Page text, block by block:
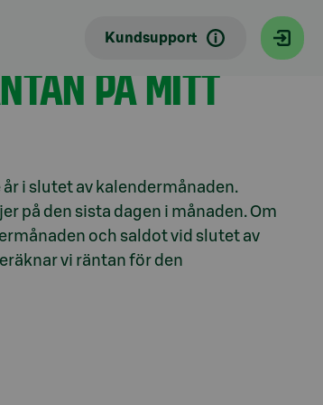
Kundsupport
PÅ MITT
i slutet av kalendermånaden.
på den sista dagen i månaden. Om
och saldot vid slutet av
vi räntan för den